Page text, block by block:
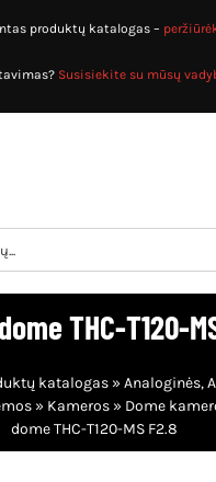
produktų katalogas –
Susisiekite su mūsų
THC-T120-
katalogas » Analoginės,
» Kameros» Dome
dome THC-T120-MS F2.8